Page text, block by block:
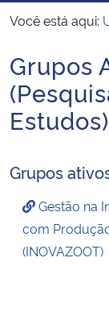
Ministério das
Ministério da Economia
Ministério da
Ministério da Educação
Ministério da Cidadania
Você está aqui:
Grupos
Estudos)
Grupos
Gestão na
com
(INOVAZOOT)